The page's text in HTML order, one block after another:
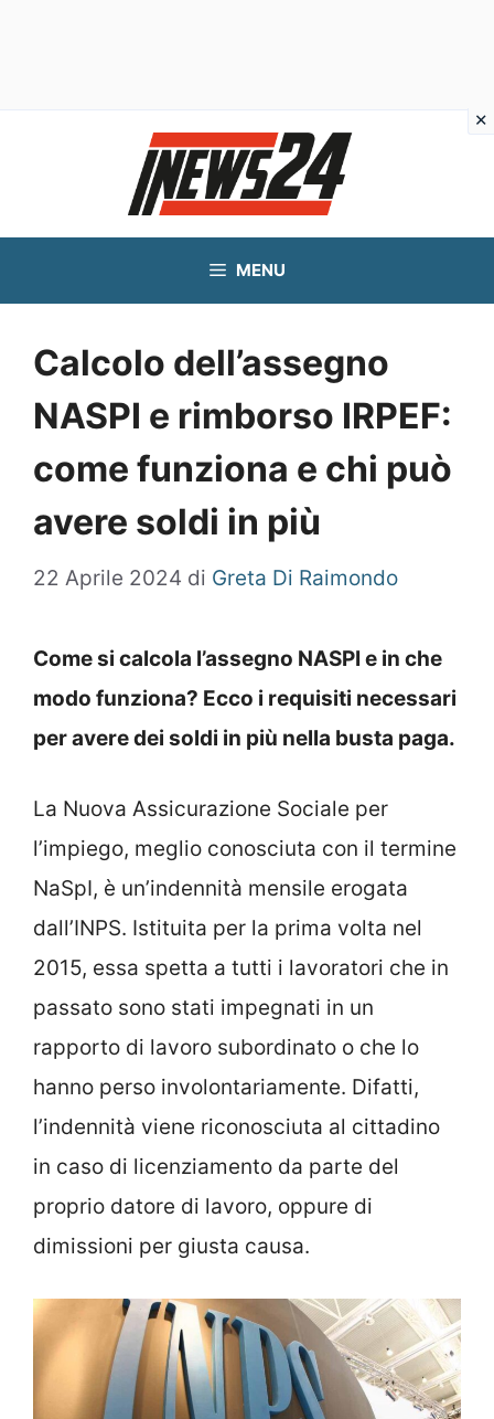
MENU
Calcolo dell’assegno
NASPI e rimborso IRPEF:
come funziona e chi può
avere soldi in più
22 Aprile 2024 di Greta Di Raimondo
Come si calcola l’assegno NASPI e in che
modo funziona? Ecco i requisiti necessari
per avere dei soldi in più nella busta paga.
La Nuova Assicurazione Sociale per
l’impiego, meglio conosciuta con il termine
NaSpI, è un’indennità mensile erogata
dall’INPS. Istituita per la prima volta nel
2015, essa spetta a tutti i lavoratori che in
passato sono stati impegnati in un
rapporto di lavoro subordinato o che lo
hanno perso involontariamente. Difatti,
l’indennità viene riconosciuta al cittadino
in caso di licenziamento da parte del
proprio datore di lavoro, oppure di
dimissioni per giusta causa.